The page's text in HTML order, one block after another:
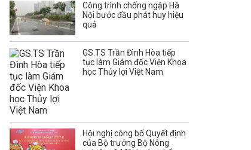
Công trình chống ngập Hà
Nội bước đầu phát huy hiệu
quả
GS.TS Trần Đình Hòa tiếp
tục làm Giám đốc Viện Khoa
học Thủy lợi Việt Nam
Hội nghị công bố Quyết định
của Bộ trưởng Bộ Nông